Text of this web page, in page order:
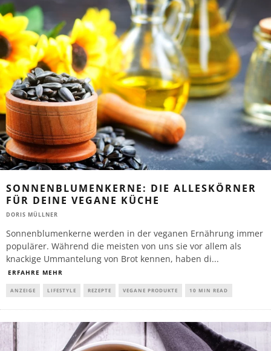
SONNENBLUMENKERNE: DIE ALLESKÖRNER
FÜR DEINE VEGANE KÜCHE
DORIS MÜLLNER
Sonnenblumenkerne werden in der veganen Ernährung immer
populärer. Während die meisten von uns sie vor allem als
knackige Ummantelung von Brot kennen, haben di...
ERFAHRE MEHR
ANZEIGE LIFESTYLE REZEPTE VEGANE PRODUKTE 10 MIN READ